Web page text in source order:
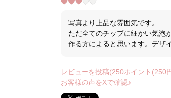
写真より上品な雰囲気です。
ただ全てのチップに細かい気泡
作る方によると思います。デザ
レビューを投稿(250ポイント(250
お客様の声をXで確認♪